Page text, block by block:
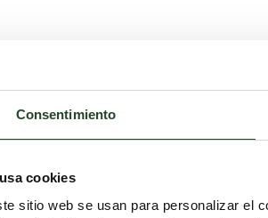
Consentimiento
cookies
sitio web se usan para personalizar el